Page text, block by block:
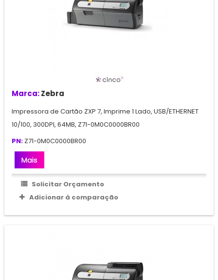
Marca:Zebra
Impressora de Cartão ZXP 7, Imprime 1 Lado, USB/ETHERNET
10/100, 300DPI, 64MB, Z71-0M0C0000BR00
PN: Z71-0M0C0000BR00
Mais
Solicitar Orçamento
Adicionar à comparação